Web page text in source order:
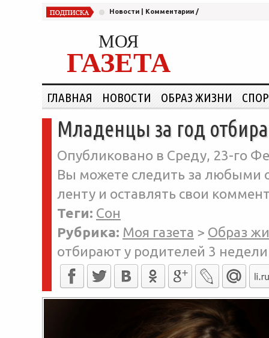
Новости Комментарии /
МОЯ
ГАЗЕТА
ГЛАВНАЯ НОВОСТИ ОБРАЗ ЖИЗНИ
Младенцы за год
Опубликовано в Среду, 23-го
Вы можете следить за любыми
ленту и оставлять свои
Теги: Сон
Рубрика: Моя газета > Образ
отбирают у родителей 3 недели